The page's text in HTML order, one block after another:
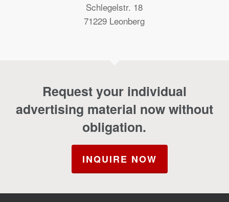
Schlegelstr. 18
71229 Leonberg
Request your individual
advertising material now without
obligation.
INQUIRE NOW